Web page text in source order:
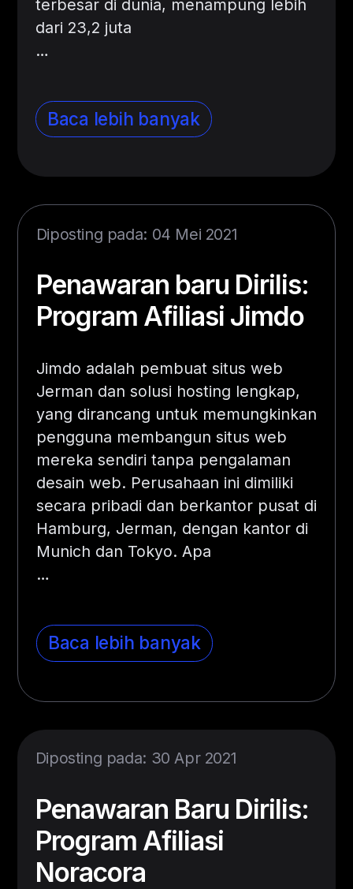
terbesar di dunia, menampung lebih
dari 23,2 juta
…
Baca lebih banyak
Diposting pada: 04 Mei 2021
Penawaran baru Dirilis:
Program Afiliasi Jimdo
Jimdo adalah pembuat situs web
Jerman dan solusi hosting lengkap,
yang dirancang untuk memungkinkan
pengguna membangun situs web
mereka sendiri tanpa pengalaman
desain web. Perusahaan ini dimiliki
secara pribadi dan berkantor pusat di
Hamburg, Jerman, dengan kantor di
Munich dan Tokyo. Apa
…
Baca lebih banyak
Diposting pada: 30 Apr 2021
Penawaran Baru Dirilis:
Program Afiliasi
Noracora